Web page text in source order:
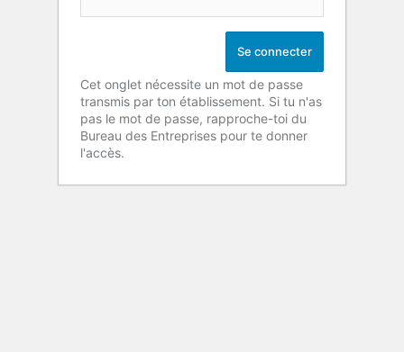
Cet onglet nécessite un mot de passe
transmis par ton établissement. Si tu n'as
pas le mot de passe, rapproche-toi du
Bureau des Entreprises pour te donner
l'accès.